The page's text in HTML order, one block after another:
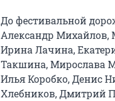
До фестивальной
Александр Михайлов,
Ирина Лачина,
Такшина, Мирослава
Илья Коробко, Денис
Хлебников, Дмитрий